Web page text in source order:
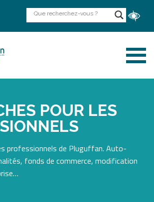
POUR LES
professionnels de Pluguffan. Auto-
fonds de commerce, modification